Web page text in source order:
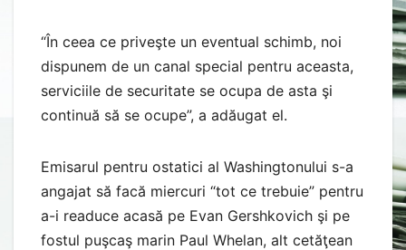
“În ceea ce priveşte un eventual schimb, noi
dispunem de un canal special pentru aceasta,
serviciile de securitate se ocupa de asta şi
continuă să se ocupe”, a adăugat el.
Emisarul pentru ostatici al Washingtonului s-a
angajat să facă miercuri “tot ce trebuie” pentru
a-i readuce acasă pe Evan Gershkovich şi pe
fostul puşcaş marin Paul Whelan, alt cetăţean